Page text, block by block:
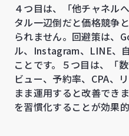
４つ目は、「他チャネル
タル一辺倒だと価格競争
られません。回避策は、
ル、Instagram、LINE、
ことです。５つ目は、「
ビュー、予約率、CPA、
まま運用すると改善でき
を習慣化することが効果的